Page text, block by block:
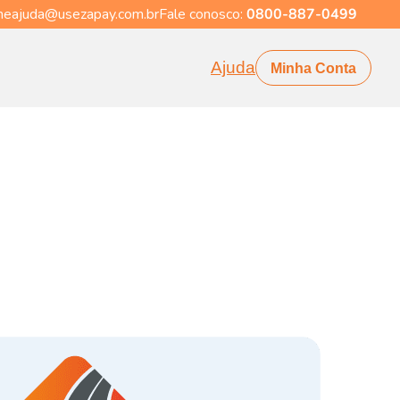
Fale conosco: 0800-887-0499
Ajuda Minha Conta